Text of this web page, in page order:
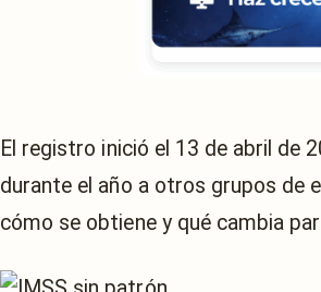
El registro inició el 13 de abril de
durante el año a otros grupos de
cómo se obtiene y qué cambia